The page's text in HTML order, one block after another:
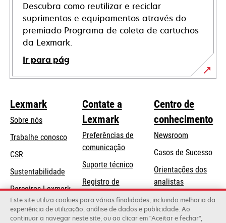
Descubra como reutilizar e reciclar
suprimentos e equipamentos através do
premiado Programa de coleta de cartuchos
da Lexmark.
Ir para pág
Lexmark
Sobre nós
Trabalhe conosco
CSR
Sustentabilidade
Parceiros Lexmark
Contate a
Lexmark
Preferências de
comunicação
Suporte técnicoabre
uma
nova
guia
Registro de
produtos
Onde comprar
Centro de
conhecimento
Newsroom
Casos de Sucesso
Orientações dos
analistas
Blog Lexmark
Este site utiliza cookies para várias finalidades, incluindo melhoria da
experiência de utilização, análise de dados e publicidade. Ao
continuar a navegar neste site, ou ao clicar em "Aceitar e fechar",